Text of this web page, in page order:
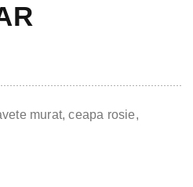
murat, ceapa rosie,